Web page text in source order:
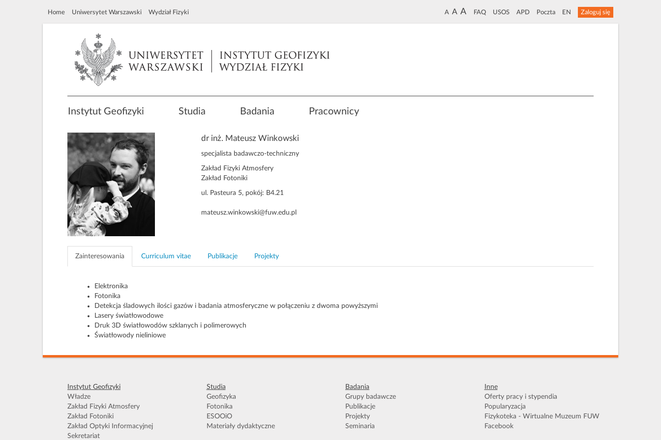
Home Uniwersytet Warszawski Wydział Fizyki A A A FAQ USOS APD Poczta EN Zaloguj się
Instytut Geofizyki Studia Badania Pracownicy
dr inż. Mateusz Winkowski
specjalista badawczo-techniczny
Zakład Fizyki Atmosfery
Zakład Fotoniki
ul. Pasteura 5, pokój: B4.21
mateusz.winkowski@fuw.edu.pl
Zainteresowania Curriculum vitae Publikacje Projekty
Elektronika
Fotonika
Detekcja śladowych ilości gazów i badania atmosferyczne w połączeniu z dwoma powyższymi
Lasery światłowodowe
Druk 3D światłowodów szklanych i polimerowych
Światłowody nieliniowe
Instytut Geofizyki
Władze
Zakład Fizyki Atmosfery
Zakład Fotoniki
Zakład Optyki Informacyjnej
Sekretariat
Studia
Geofizyka
Fotonika
ESOOiO
Materiały dydaktyczne
Badania
Grupy badawcze
Publikacje
Projekty
Seminaria
Inne
Oferty pracy i stypendia
Popularyzacja
Fizykoteka - Wirtualne Muzeum FUW
Facebook